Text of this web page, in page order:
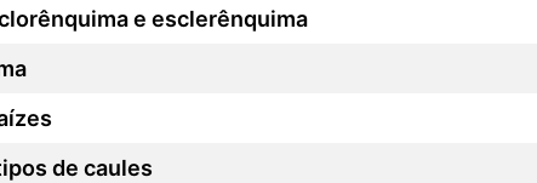
e esclerênquima
de caules